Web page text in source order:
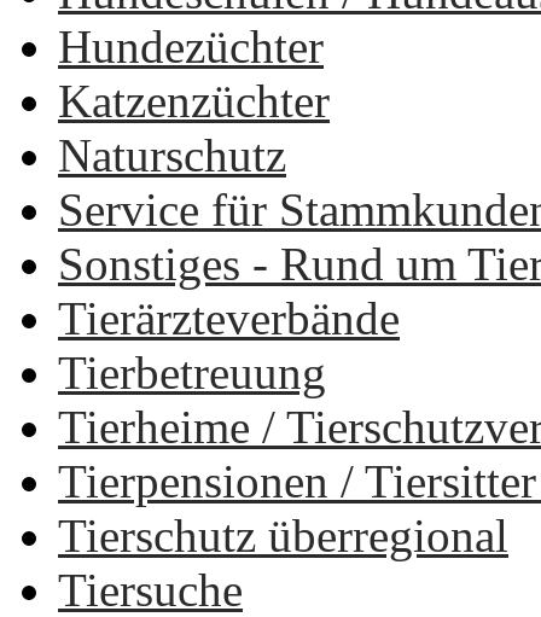
Hundezüchter
Katzenzüchter
Naturschutz
Service für
Sonstiges - Rund um
Tierärzteverbände
Tierbetreuung
Tierheime /
Tierpensionen /
Tierschutz überregional
Tiersuche